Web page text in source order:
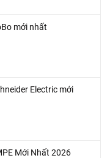
mới nhất
Electric mới
Mới Nhất 2026